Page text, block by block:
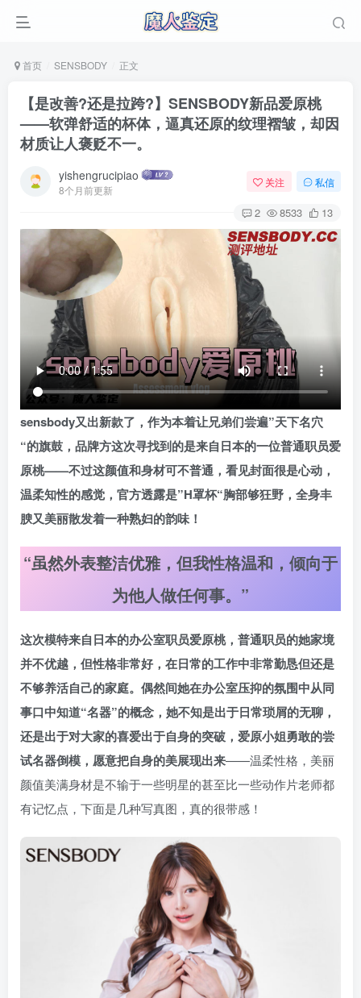
首页 SENSBODY 正文
【是改善?还是拉跨?】SENSBODY新品爱原桃
——软弹舒适的杯体，逼真还原的纹理褶皱，却因
材质让人褒贬不一。
yishengrucipiao
8个月前更新
关注 私信
2 8533 13
sensbody又出新款了，作为本着让兄弟们尝遍”天下名穴
“的旗鼓，品牌方这次寻找到的是来自日本的一位普通职员爱
原桃——不过这颜值和身材可不普通，看见封面很是心动，
温柔知性的感觉，官方透露是”H罩杯“胸部够狂野，全身丰
腴又美丽散发着一种熟妇的韵味！
“虽然外表整洁优雅，但我性格温和，倾向于
为他人做任何事。”
这次模特来自日本的办公室职员爱原桃，普通职员的她家境
并不优越，但性格非常好，在日常的工作中非常勤恳但还是
不够养活自己的家庭。偶然间她在办公室压抑的氛围中从同
事口中知道“名器”的概念，她不知是出于日常琐屑的无聊，
还是出于对大家的喜爱出于自身的突破，爱原小姐勇敢的尝
试名器倒模，愿意把自身的美展现出来——温柔性格，美丽
颜值美满身材是不输于一些明星的甚至比一些动作片老师都
有记忆点，下面是几种写真图，真的很带感！